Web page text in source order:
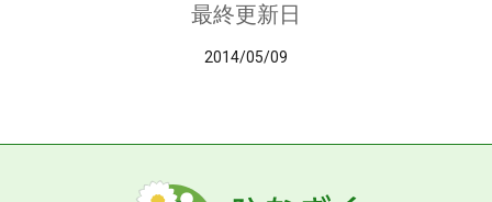
最終更新日
2014/05/09